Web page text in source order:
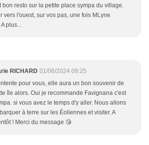
bon resto sur la petite place sympa du village.
vers l'ouest, sur vos pas, une fois MLyne
plus...
RICHARD 01/06/2024 09:25
pour vous, elle aura un bon souvenir de
île alors. Oui je recommande Favignana c'est
si vous avez le temps d'y aller. Nous allons
à terre sur les Éoliennes et visiter. A
! Merci du message 😘